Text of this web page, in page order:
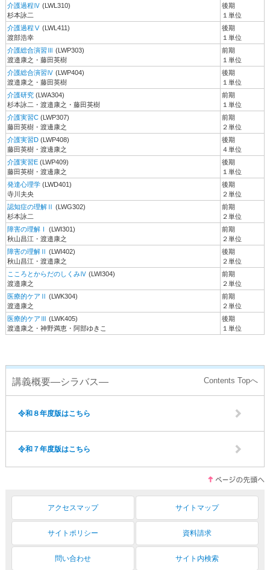
介護過程Ⅳ (LWL310)
杉本詠二
後期
１単位
介護過程Ⅴ (LWL411)
渡部浩幸
後期
１単位
介護総合演習Ⅲ (LWP303)
渡邉康之・藤田英樹
前期
１単位
介護総合演習Ⅳ (LWP404)
渡邉康之・藤田英樹
後期
１単位
介護研究(LWA304)
杉本詠二・渡邉康之・藤田英樹
前期
１単位
介護実習C(LWP307)
藤田英樹・渡邊康之
前期
２単位
介護実習D(LWP408)
藤田英樹・渡邊康之
後期
４単位
介護実習E(LWP409)
藤田英樹・渡邊康之
後期
１単位
発達心理学(LWD401)
寺川夫央
後期
２単位
認知症の理解Ⅱ (LWG302)
杉本詠二
前期
２単位
障害の理解Ⅰ
(LWI301)
秋山昌江・渡邉康之
前期
２単位
障害の理解Ⅱ (LWI402)
秋山昌江・渡邉康之
後期
２単位
こころとからだのしくみⅣ (LWI304)
渡邉康之
前期
２単位
医療的ケアⅡ (LWK304)
渡邉康之
前期
２単位
医療的ケアⅢ (LWK405)
渡邉康之・神野満恵・阿部ゆきこ
後期
１単位
講義概要―シラバス―
令和８年度版はこちら
令和７年度版はこちら
アクセスマップ サイトマップ
サイトポリシー 資料請求
問い合わせ サイト内検索